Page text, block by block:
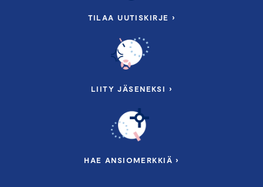
TILAA UUTISKIRJE ›
LIITY JÄSENEKSI ›
HAE ANSIOMERKKIÄ ›